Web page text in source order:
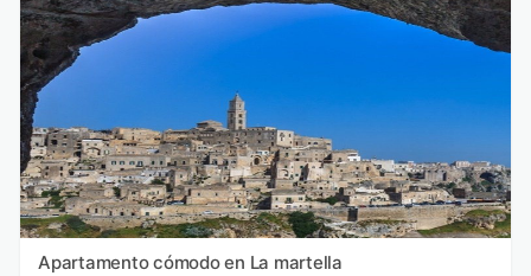
Apartamento cómodo en La martella